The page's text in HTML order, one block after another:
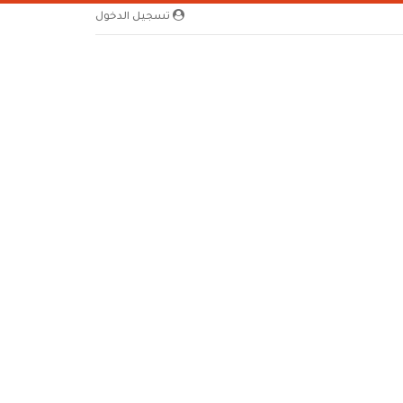
تسجيل الدخول